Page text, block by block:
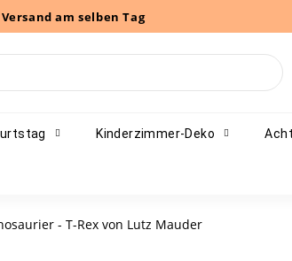
am selben Tag
Kinderzimmer-Deko
- T-Rex von Lutz Mauder